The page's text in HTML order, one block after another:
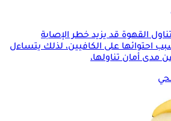
القهوة قد يزيد خطر الإصابة
احتوائها على الكافيين، لذلك يتساءل
أمان تناولها،